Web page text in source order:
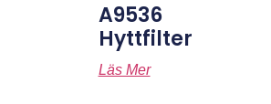
A9536
Hyttfilter
Läs Mer